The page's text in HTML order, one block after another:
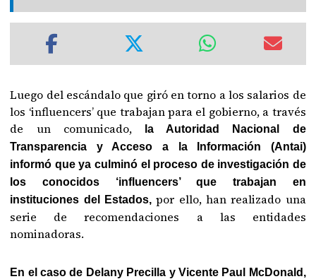
Luego del escándalo que giró en torno a los salarios de
los ‘influencers’ que trabajan para el gobierno, a través
de un comunicado,
la Autoridad Nacional de
Transparencia y Acceso a la Información (Antai)
informó que ya culminó el proceso de investigación de
los conocidos ‘influencers’ que trabajan en
instituciones del Estados,por ello, han realizado una
serie de recomendaciones a las entidades
nominadoras.
En el caso de Delany Precilla y Vicente Paul McDonald,